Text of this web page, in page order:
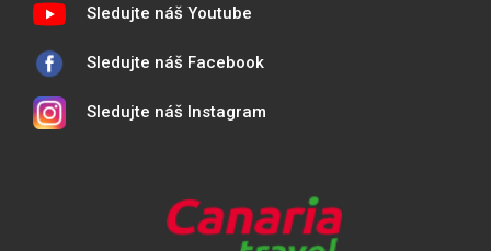
Sledujte náš Youtube
Sledujte náš Facebook
Sledujte náš Instagram